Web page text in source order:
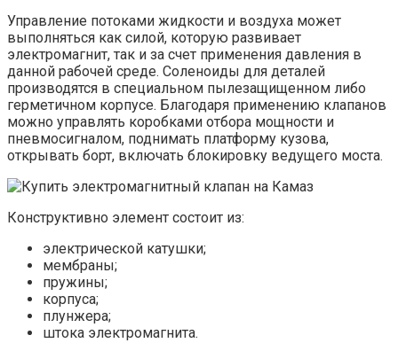
Управление потоками жидкости и воздуха может
выполняться как силой, которую развивает
электромагнит, так и за счет применения давления в
данной рабочей среде. Соленоиды для деталей
производятся в специальном пылезащищенном либо
герметичном корпусе. Благодаря применению клапанов
можно управлять коробками отбора мощности и
пневмосигналом, поднимать платформу кузова,
открывать борт, включать блокировку ведущего моста.
Конструктивно элемент состоит из:
электрической катушки;
мембраны;
пружины;
корпуса;
плунжера;
штока электромагнита.